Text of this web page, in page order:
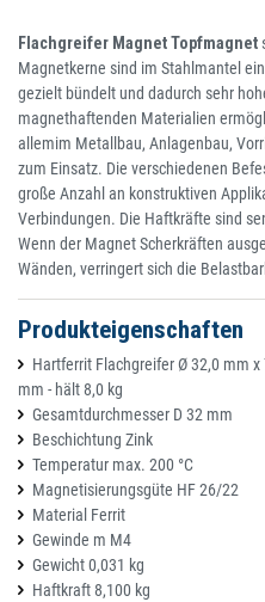
Flachgreifer Magnet Topfmagnet
Magnetkerne sind im Stahlmantel
gezielt bündelt und dadurch sehr
magnethaftenden Materialien
allemim Metallbau, Anlagenbau,
zum Einsatz. Die verschiedenen
große Anzahl an konstruktiven
Verbindungen. Die Haftkräfte sind
Wenn der Magnet Scherkräften
Wänden, verringert sich die
Produkteigenschaften
Hartferrit Flachgreifer Ø 32,0 mm
mm - hält 8,0 kg
Gesamtdurchmesser D 32 mm
Beschichtung Zink
Temperatur max. 200 °C
Magnetisierungsgüte HF 26/22
Material Ferrit
Gewinde m M4
Gewicht 0,031 kg
Haftkraft 8,100 kg